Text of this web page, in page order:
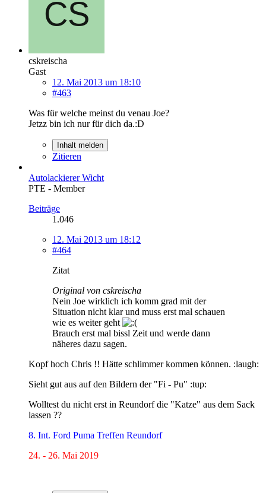
cskreischa
Gast
12. Mai 2013 um 18:10
#463
Was für welche meinst du venau Joe?
Jetzz bin ich nur für dich da.:D
Inhalt melden
Zitieren
Autolackierer Wicht
PTE - Member
Beiträge
1.046
12. Mai 2013 um 18:12
#464
Zitat
Original von cskreischa
Nein Joe wirklich ich komm grad mit der
Situation nicht klar und muss erst mal schauen
wie es weiter geht
Brauch erst mal bissl Zeit und werde dann
näheres dazu sagen.
Kopf hoch Chris !! Hätte schlimmer kommen können. :laugh:
Sieht gut aus auf den Bildern der "Fi - Pu" :tup:
Wolltest du nicht erst in Reundorf die "Katze" aus dem Sack
lassen ??
8. Int. Ford Puma Treffen Reundorf
24. - 26. Mai 2019